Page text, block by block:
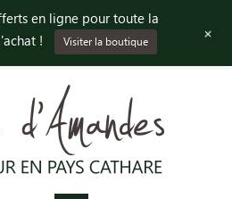
en ligne pour toute la
!
Visiter la boutique +